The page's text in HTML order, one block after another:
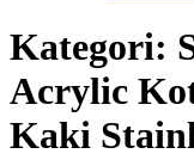
Kategori:
Acrylic
Kaki